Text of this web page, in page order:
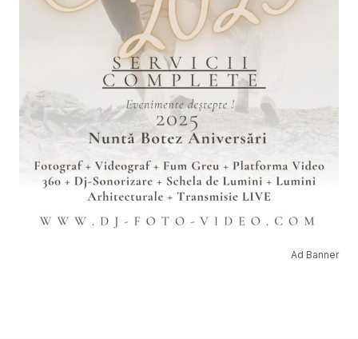
Ad Banner